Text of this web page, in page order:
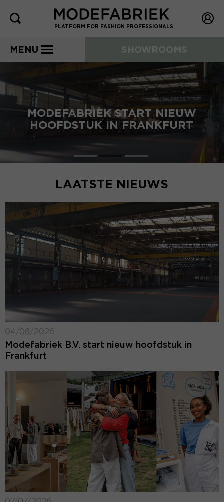
PLATFORM FOR FASHION PROFESSIONALS
MENU SHOWROOMS
MODEFABRIEK START NIEUW
HOOFDSTUK IN FRANKFURT
LAATSTE NIEUWS
04/08/2026
Modefabriek B.V. start nieuw hoofdstuk in
Frankfurt